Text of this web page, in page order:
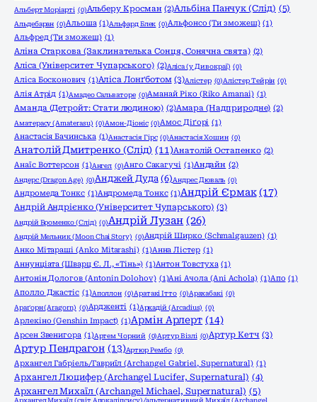
Альберт Моріарті (0)Альберу Кросман (2)Альбіна Панчук (Слід) (5)
Альдебаран (0)Альоша (1)Альфард Блек (0)Альфонсо (Ти зможеш) (1)
Альфред (Ти зможеш) (1)
Аліна Старкова (Заклинателька Сонця, Сонячна свята) (2)
Аліса (Університет Чупарського) (2)Аліса (у Дивокраї) (0)
Аліса Босконович (1)Аліса Лонґботом (3)Алістер (0)Алістер Тейрін (0)
Алія Атрід (1)Амадео Сальваторе (0)Аманай Ріко (Riko Amanai) (1)
Аманда (Детройт: Стати людиною) (2)Амара (Надприродне) (2)
Аматерасу (Amaterasu) (0)Амон-Діоніс (0)Амос Діґорі (1)
Анастасія Бачинська (1)Анастасія Гірс (0)Анастасія Хошин (0)
Анатолій Дмитренко (Слід) (11)Анатолій Остапенко (2)
Анаїс Воттерсон (1)Ангел (0)Анго Сакагучі (1)Андайн (2)
Андерс (Dragon Age) (0)Анджей Дуда (6)Андрес Дюваль (0)
Андромеда Тонкс (1)Андромеда Тонкс (1)Андрій Єрмак (17)
Андрій Андрієнко (Університет Чупарського) (3)
Андрій Броменко (Слід) (0)Андрій Лузан (26)
Андрій Мельник (Moon Chai Story) (0)Андрій Ширко (Schmalgauzen) (1)
Анко Мітараші (Anko Mitarashi) (1)Анна Лістер (1)
Аннунціата (Шварц Є. Л., «Тінь») (1)Антон Товстуха (1)
Антонін Дологов (Antonin Dolohov) (1)Ані Ачола (Ani Achola) (1)Апо (1)
Аполло Джастіс (1)Аполлон (0)Аратакі Ітто (0)Арахабакі (0)
Араґорн (Aragorn) (0)Ардженті (1)Аркадій (Arcadius) (0)
Арлекіно (Genshin Impact) (1)Армін Арлерт (14)
Арсен Звенигора (1)Артем Чорний (0)Артур Візлі (0)Артур Кетч (3)
Артур Пендрагон (13)Артюр Рембо (0)
Архангел Габріель/Гавриїл (Archangel Gabriel, Supernatural) (1)
Архангел Люцифер (Archangel Lucifer, Supernatural) (4)
Архангел Михаїл (Archangel Michael, Supernatural) (5)
Архангел Михаїл (світ Апокаліпсису)/альтернативний Михаїл (Archangel